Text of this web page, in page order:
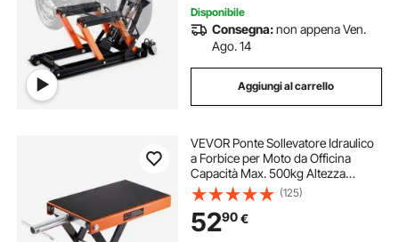
Disponibile
Consegna:non appena Ven.
Ago. 14
Aggiungi al carrello
VEVOR Ponte Sollevatore Idraulico
a Forbice per Moto da Officina
Capacità Max. 500kg Altezza
Regolabile 9,5-35cm, Ponte
Sollevatore Alzamoto da Officina
Operazione Idraulica Piattaforma
36,5 x 22,2 cm
(125)
5290€